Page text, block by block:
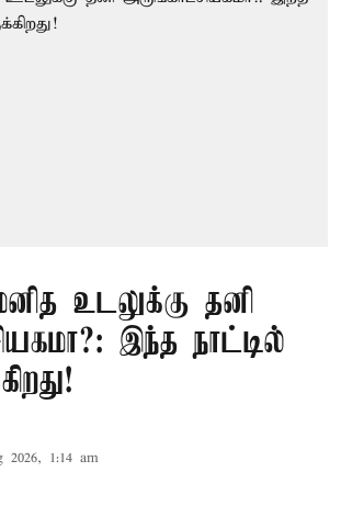
உடலுக்கு தனி
இந்த நாட்டில்
2026, 1:14 am